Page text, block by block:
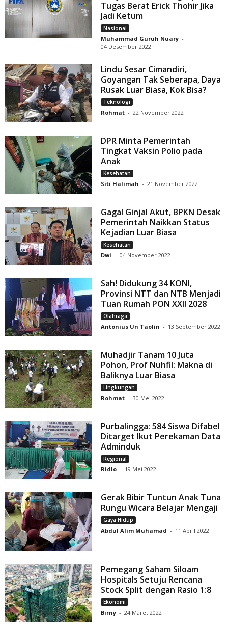
Tugas Berat Erick Thohir Jika
Jadi Ketum
Nasional
Muhammad Guruh Nuary -
04 Desember 2022
Lindu Sesar Cimandiri,
Goyangan Tak Seberapa, Daya
Rusak Luar Biasa, Kok Bisa?
Teknologi
Rohmat - 22 November 2022
DPR Minta Pemerintah
Tingkat Vaksin Polio pada
Anak
Kesehatan
Siti Halimah - 21 November 2022
Gagal Ginjal Akut, BPKN Desak
Pemerintah Naikkan Status
Kejadian Luar Biasa
Kesehatan
Dwi - 04 November 2022
Sah! Didukung 34 KONI,
Provinsi NTT dan NTB Menjadi
Tuan Rumah PON XXII 2028
Olahraga
Antonius Un Taolin - 13 September 2022
Muhadjir Tanam 10 Juta
Pohon, Prof Nuhfil: Makna di
Baliknya Luar Biasa
Lingkungan
Rohmat - 30 Mei 2022
Purbalingga: 584 Siswa Difabel
Ditarget Ikut Perekaman Data
Adminduk
Regional
Ridlo - 19 Mei 2022
Gerak Bibir Tuntun Anak Tuna
Rungu Wicara Belajar Mengaji
Gaya Hidup
Abdul Alim Muhamad - 11 April 2022
Pemegang Saham Siloam
Hospitals Setuju Rencana
Stock Split dengan Rasio 1:8
Ekonomi
Birny - 24 Maret 2022